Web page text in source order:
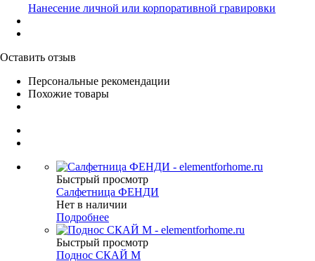
Нанесение личной или корпоративной гравировки
Оставить отзыв
Персональные рекомендации
Похожие товары
Быстрый просмотр
Салфетница ФЕНДИ
Нет в наличии
Подробнее
Быстрый просмотр
Поднос СКАЙ М